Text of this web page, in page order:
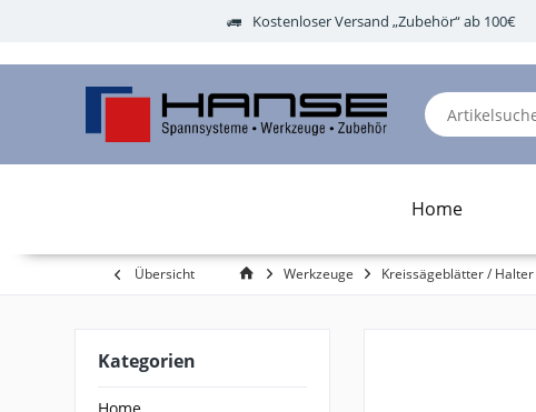
Kostenloser Versand „Zubehör“ ab 100€
Home
Übersicht Werkzeuge Kreissägeblätter / Halter
Kategorien